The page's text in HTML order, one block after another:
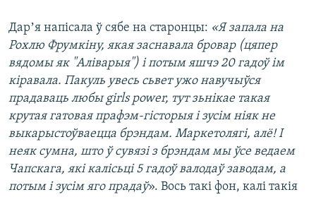
Дарʼя напісала ў сябе на старонцы: «Я запала на
Рохлю Фрумкіну, якая заснавала бровар (цяпер
вядомы як "Алiварыя") і потым яшчэ 20 гадоў ім
кіравала. Пакуль увесь сьвет ужо навучыўся
прадаваць любы girls power, тут зьнікае такая
крутая гатовая прафэм-гісторыя і зусім ніяк не
выкарыстоўваецца брэндам. Маркетолягі, алё! І
неяк сумна, што ў сувязі з брэндам мы ўсе ведаем
Чапскага, які калісьці 5 гадоў валодаў заводам, а
потым і зусім яго прадаў». Вось такі фон, калі такія